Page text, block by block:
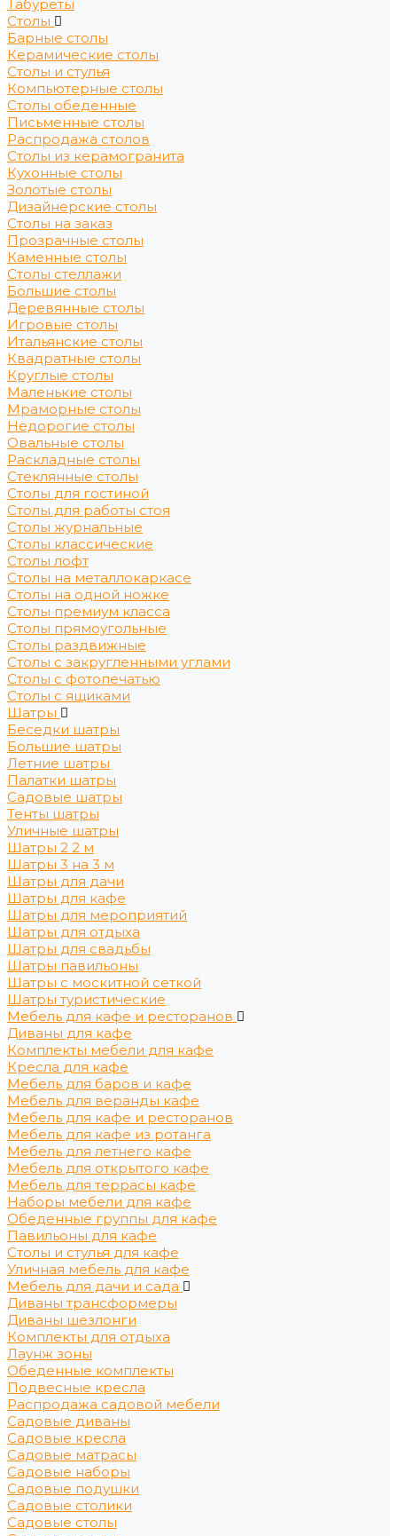
Табуреты
Столы
Барные столы
Керамические столы
Столы и стулья
Компьютерные столы
Столы обеденные
Письменные столы
Распродажа столов
Столы из керамогранита
Кухонные столы
Золотые столы
Дизайнерские столы
Столы на заказ
Прозрачные столы
Каменные столы
Столы стеллажи
Большие столы
Деревянные столы
Игровые столы
Итальянские столы
Квадратные столы
Круглые столы
Маленькие столы
Мраморные столы
Недорогие столы
Овальные столы
Раскладные столы
Стеклянные столы
Столы для гостиной
Столы для работы стоя
Столы журнальные
Столы классические
Столы лофт
Столы на металлокаркасе
Столы на одной ножке
Столы премиум класса
Столы прямоугольные
Столы раздвижные
Столы с закругленными углами
Столы с фотопечатью
Столы с ящиками
Шатры
Беседки шатры
Большие шатры
Летние шатры
Палатки шатры
Садовые шатры
Тенты шатры
Уличные шатры
Шатры 2 2 м
Шатры 3 на 3 м
Шатры для дачи
Шатры для кафе
Шатры для мероприятий
Шатры для отдыха
Шатры для свадьбы
Шатры павильоны
Шатры с москитной сеткой
Шатры туристические
Мебель для кафе и ресторанов
Диваны для кафе
Комплекты мебели для кафе
Кресла для кафе
Мебель для баров и кафе
Мебель для веранды кафе
Мебель для кафе и ресторанов
Мебель для кафе из ротанга
Мебель для летнего кафе
Мебель для открытого кафе
Мебель для террасы кафе
Наборы мебели для кафе
Обеденные группы для кафе
Павильоны для кафе
Столы и стулья для кафе
Уличная мебель для кафе
Мебель для дачи и сада
Диваны трансформеры
Диваны шезлонги
Комплекты для отдыха
Лаунж зоны
Обеденные комплекты
Подвесные кресла
Распродажа садовой мебели
Садовые диваны
Садовые кресла
Садовые матрасы
Садовые наборы
Садовые подушки
Садовые столики
Садовые столы